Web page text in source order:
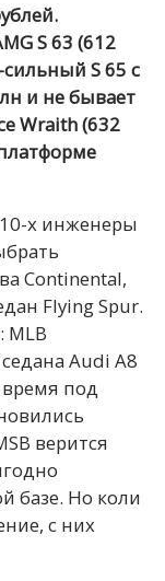
S 63 (612
S 65 с
и не бывает
Wraith (632
х инженеры
Continental,
Flying Spur.
MLB
Audi A8
время под
верится
базе. Но коли
с них